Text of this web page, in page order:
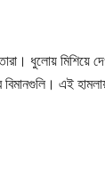
ধুলোয় মিশিয়ে
এই